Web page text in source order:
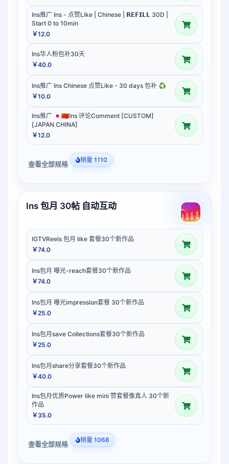
Ins推广 Ins - 点赞Like | Chinese | 𝗥𝗘𝗙𝗜𝗟𝗟 30D |
Start 0 to 10min
￥12.0
Ins华人粉包补30天
￥40.0
Ins推广 Ins Chinese 点赞Like - 30 days 包补 ♻️
￥10.0
Ins推广 🇯🇵🇨🇳Ins 评论Comment [CUSTOM]
[JAPAN CHINA]
￥12.0
查看全部规格 销量 1110
Ins 包月 30帖 自动互动
IGTVReels 包月 like 套餐30个新作品
￥74.0
Ins包月 曝光-reach套餐30个新作品
￥74.0
Ins包月 曝光impression套餐 30个新作品
￥25.0
Ins包月save Collections套餐30个新作品
￥25.0
Ins包月share分享套餐30个新作品
￥40.0
Ins包月优质Power like mini 赞套餐像真人 30个新
作品
￥35.0
查看全部规格 销量 1068